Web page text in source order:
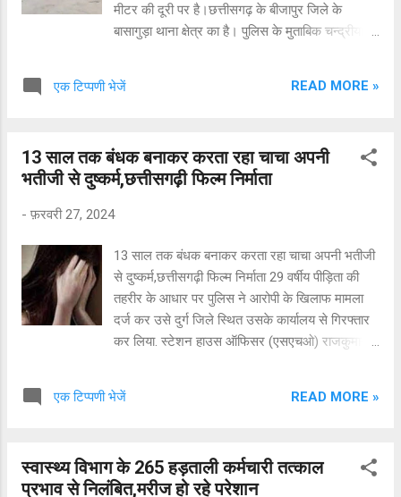
मीटर की दूरी पर है।छत्तीसगढ़ के बीजापुर जिले के
बासागुड़ा थाना क्षेत्र का है। पुलिस के मुताबिक चन्द्रीया
पर हमला कुल्हाडी़ से किया गया है। घटना के बाद बासागुड़ा
फिर विवाद की कुछ और वजह है। बीजापुर के पुलिस
अधीक्षक जितेंद्र यादव ने कहा कि मामले की जांच चल रही
की मौके पर ही मौत हो गई और तीसरे व्यक्ति ने अस्पताल में
दम तोड़ा है।
एक टिप्पणी भेजें READ MORE »
13 साल तक बंधक बनाकर करता रहा चाचा अपनी
भतीजी से दुष्कर्म,छत्तीसगढ़ी फिल्म निर्माता
- फ़रवरी 27, 2024
13 साल तक बंधक बनाकर करता रहा चाचा अपनी भतीजी
से दुष्कर्म,छत्तीसगढ़ी फिल्म निर्माता 29 वर्षीय पीड़िता की
तहरीर के आधार पर पुलिस ने आरोपी के खिलाफ मामला
दर्ज कर उसे दुर्ग जिले स्थित उसके कार्यालय से गिरफ्तार
कर लिया. स्टेशन हाउस ऑफिसर (एसएचओ) राजकुमार
2011 से शादी का झांसा देकर उसका यौन शोषण कर रहा
पर शादी का दबाव बनाया तो वह अपने वादे से मुकर गया।
इसके बाद उसने पुलिस से संपर्क किया। पीड़ित लड़की की
एक टिप्पणी भेजें READ MORE »
स्वास्थ्य विभाग के 265 हड़ताली कर्मचारी तत्काल
प्रभाव से निलंबित,मरीज हो रहे परेशान